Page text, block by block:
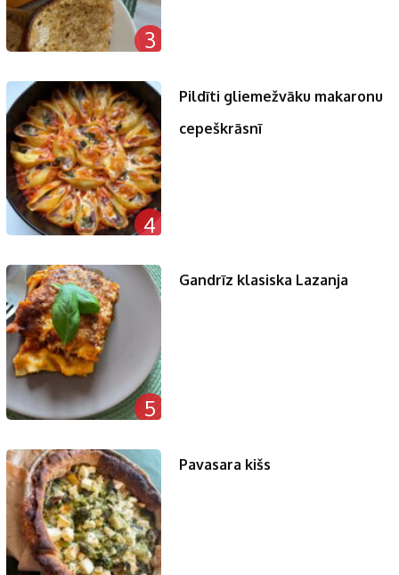
3
4
Pildīti gliemežvāku makaronu
cepeškrāsnī
5
Gandrīz klasiska Lazanja
Pavasara kišs